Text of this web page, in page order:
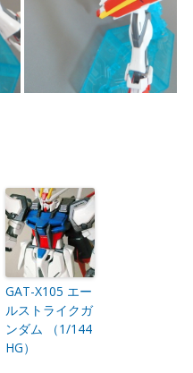
GAT-X105 エー
ルストライクガ
ンダム （1/144
HG）